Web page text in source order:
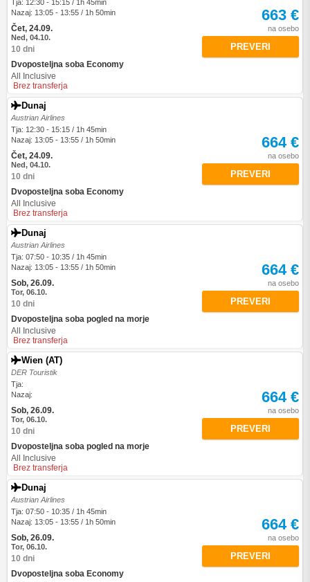
Tja: 12:30 - 15:15 / 1h 45min
Nazaj: 13:05 - 13:55 / 1h 50min
Čet, 24.09.
Ned, 04.10.
10 dni
Dvoposteljna soba Economy
All Inclusive
Brez transferja
663 €
na osebo
PREVERI
Dunaj
Austrian Airlines
Tja: 12:30 - 15:15 / 1h 45min
Nazaj: 13:05 - 13:55 / 1h 50min
Čet, 24.09.
Ned, 04.10.
10 dni
Dvoposteljna soba Economy
All Inclusive
Brez transferja
664 €
na osebo
PREVERI
Dunaj
Austrian Airlines
Tja: 07:50 - 10:35 / 1h 45min
Nazaj: 13:05 - 13:55 / 1h 50min
Sob, 26.09.
Tor, 06.10.
10 dni
Dvoposteljna soba pogled na morje
All Inclusive
Brez transferja
664 €
na osebo
PREVERI
Wien (AT)
DER Touristik
Tja:
Nazaj:
Sob, 26.09.
Tor, 06.10.
10 dni
Dvoposteljna soba pogled na morje
All Inclusive
Brez transferja
664 €
na osebo
PREVERI
Dunaj
Austrian Airlines
Tja: 07:50 - 10:35 / 1h 45min
Nazaj: 13:05 - 13:55 / 1h 50min
Sob, 26.09.
Tor, 06.10.
10 dni
Dvoposteljna soba Economy
664 €
na osebo
PREVERI